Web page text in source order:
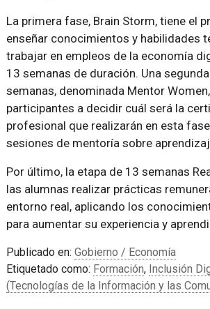
La primera fase, Brain Storm, tiene el
enseñar conocimientos y habilidades
trabajar en empleos de la economía
13 semanas de duración. Una
semanas, denominada Mentor
participantes a decidir cuál será la
profesional que realizarán en esta
sesiones de mentoría sobre
Por último, la etapa de 13 semanas
las alumnas realizar prácticas
entorno real, aplicando los
para aumentar su experiencia y
Publicado en: Gobierno / Economía
Etiquetado como: Formación, Inclusión
(Tecnologías de la Información y las